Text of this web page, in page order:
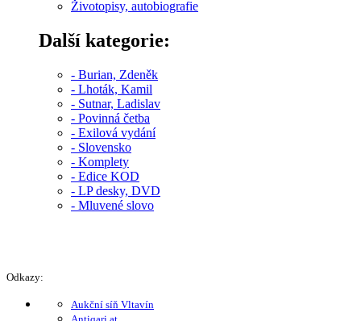
Životopisy, autobiografie
Další kategorie:
- Burian, Zdeněk
- Lhoták, Kamil
- Sutnar, Ladislav
- Povinná četba
- Exilová vydání
- Slovensko
- Komplety
- Edice KOD
- LP desky, DVD
- Mluvené slovo
Odkazy:
Aukční síň Vltavín
Antiqari.at